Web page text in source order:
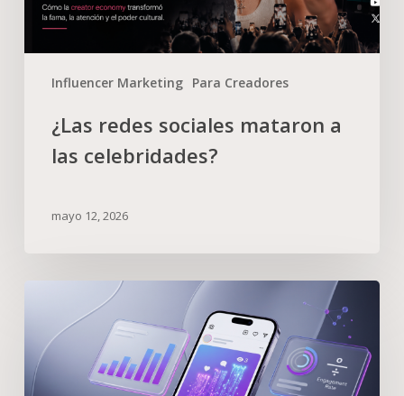
Influencer Marketing Para Creadores
¿Las redes sociales mataron a
las celebridades?
mayo 12, 2026